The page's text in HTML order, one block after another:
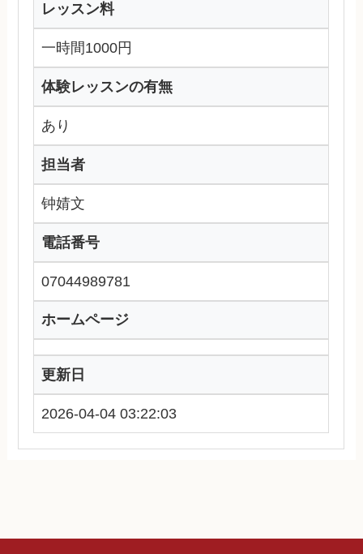
レッスン料
一時間1000円
体験レッスンの有無
あり
担当者
钟婧文
電話番号
07044989781
ホームページ
更新日
2026-04-04 03:22:03